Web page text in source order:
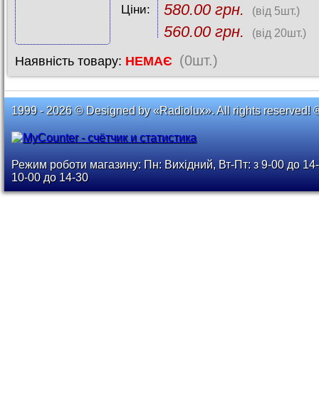
Ціни: 580.00 грн. (від 5шт.)
560.00 грн. (від 20шт.)
Наявність товару: НЕМАЄ (0шт.)
1999 - 2026 © Designed by «Radiolux». All rights reserved!
Режим роботи магазину: Пн: Вихідний, Вт-Пт: з 9-00 до
10-00 до 14-30